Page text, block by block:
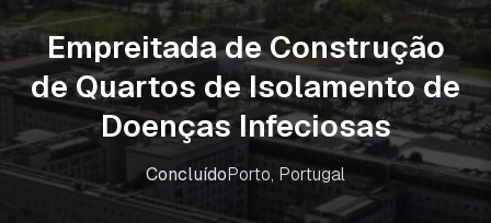
Empreitada de Construção
de Quartos de Isolamento de
Doenças Infeciosas
ConcluídoPorto, Portugal